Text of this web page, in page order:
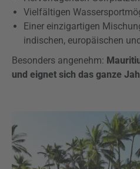
Vielfältigen
Einer einzigartigen
indischen, europäischen
Besonders angenehm:
und eignet sich das ganze